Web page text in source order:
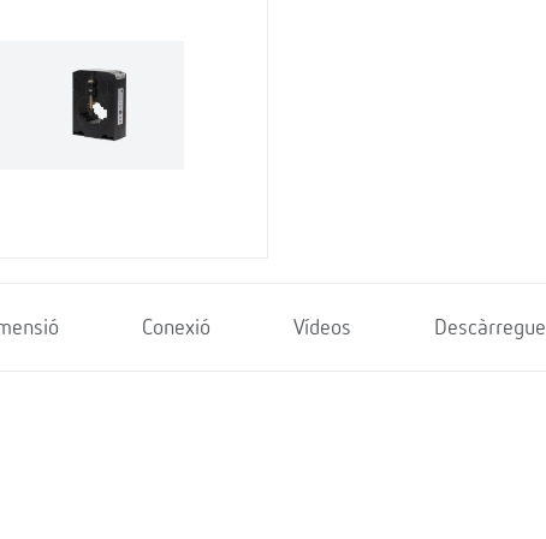
Conexió Vídeos